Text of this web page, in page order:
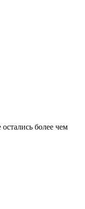
более чем